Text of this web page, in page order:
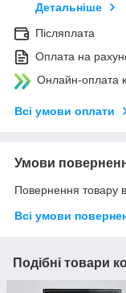
Детальніше
Післяплата
Оплата на
Онлайн-оплата
Всі умови оплати
Умови
Повернення товару
Всі умови
Подібні товари